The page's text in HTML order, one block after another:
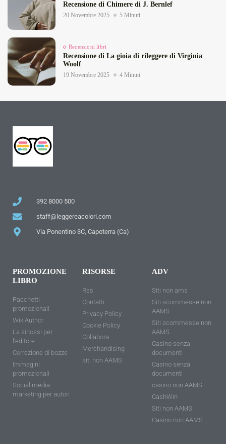
Recensione di Chimere di J. Bernlef
20 Novembre 2025 5 Minuti
Recensioni libri
Recensione di La gioia di rileggere di Virginia
Woolf
19 Novembre 2025 4 Minuti
392 8000 500
staff@leggereacolori.com
Via Ponentino 3C, Capoterra (Ca)
PROMOZIONE
LIBRO
Pacchetti
promozionali
WikiAuthor
La sinossi per
l'editore
Correzione di bozze
Immagini
promozionali
Social media
marketing per autori
RISORSE
Rss
Contatti
Privacy Policy
Cookie Policy
Collabora
Merchandising
siti non AAMS
ADV
Siti non ams
Siti scommesse non
AAMS
Siti scommesse non
AAMS
Casino senza
documenti
Casino senza
documenti
casino non AAMS
CashWin
Siti non AAMS
Casino non AAMS